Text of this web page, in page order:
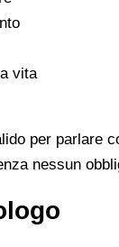
vita
per parlare
nessun